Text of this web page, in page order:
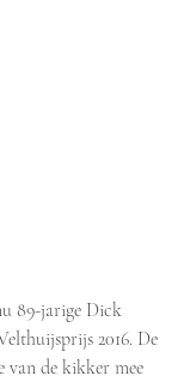
89-jarige Dick
2016. De
van de kikker mee